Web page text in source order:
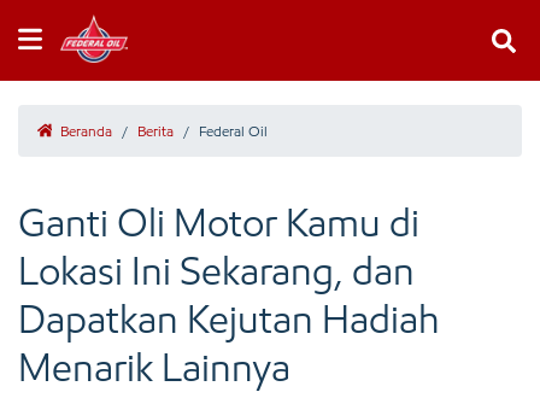
Beranda / Berita / Federal Oil
Ganti Oli Motor Kamu di
Lokasi Ini Sekarang, dan
Dapatkan Kejutan Hadiah
Menarik Lainnya